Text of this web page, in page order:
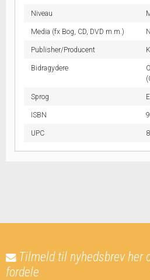
Niveau
Media (fx Bog, CD, DVD m.m.)
Publisher/Producent
Bidragydere
Sprog
ISBN
UPC
Tilmeld til nyhedsbrev her
fordele